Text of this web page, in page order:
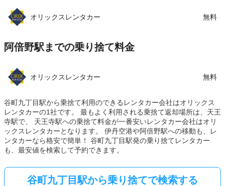
オリックスレンタカー 無料
阿倍野駅までの乗り捨て料金
オリックスレンタカー 無料
谷町九丁目駅から乗捨て利用のできるレンタカー会社はオリックス
レンタカーの1社です。 最もよく利用される乗捨て返却場所は、天王
寺駅で、 天王寺駅への乗捨て料金が一番安いレンタカー会社はオリ
ックスレンタカーとなります。 伊丹空港や阿倍野駅への移動も、レ
ンタカーなら格安で簡単！ 谷町九丁目駅発の乗り捨てレンタカー
も、最安値を検索して予約できます。
谷町九丁目駅から乗り捨てで検索する